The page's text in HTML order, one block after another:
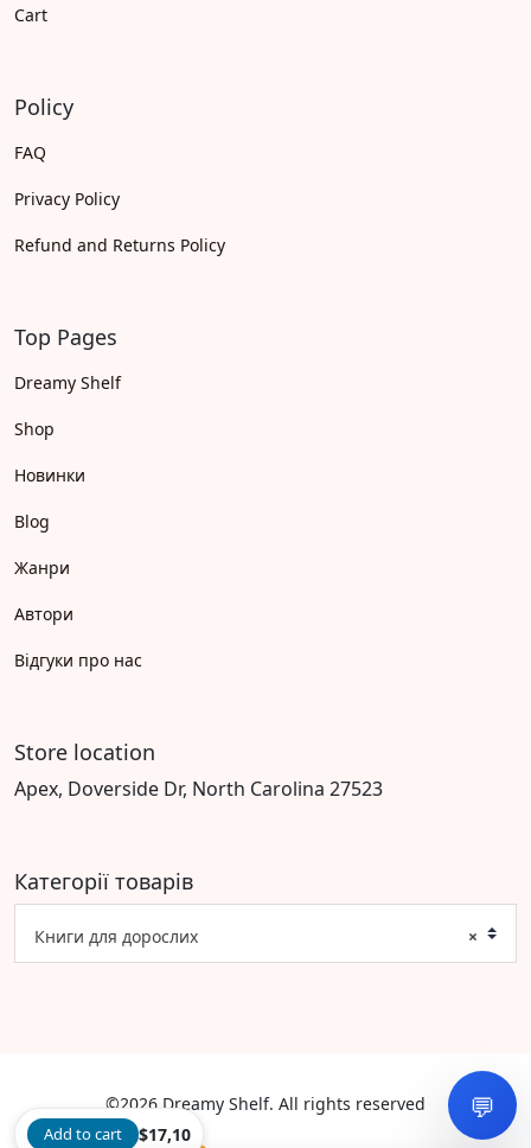
Cart
Policy
FAQ
Privacy Policy
Refund and Returns Policy
Top Pages
Dreamy Shelf
Shop
Новинки
Blog
Жанри
Автори
Відгуки про нас
Store location
Apex, Doverside Dr, North Carolina 27523
Категорії товарів
×
Книги для дорослих
©2026 Dreamy Shelf. All rights reserved 💬
Add to cart $17,10